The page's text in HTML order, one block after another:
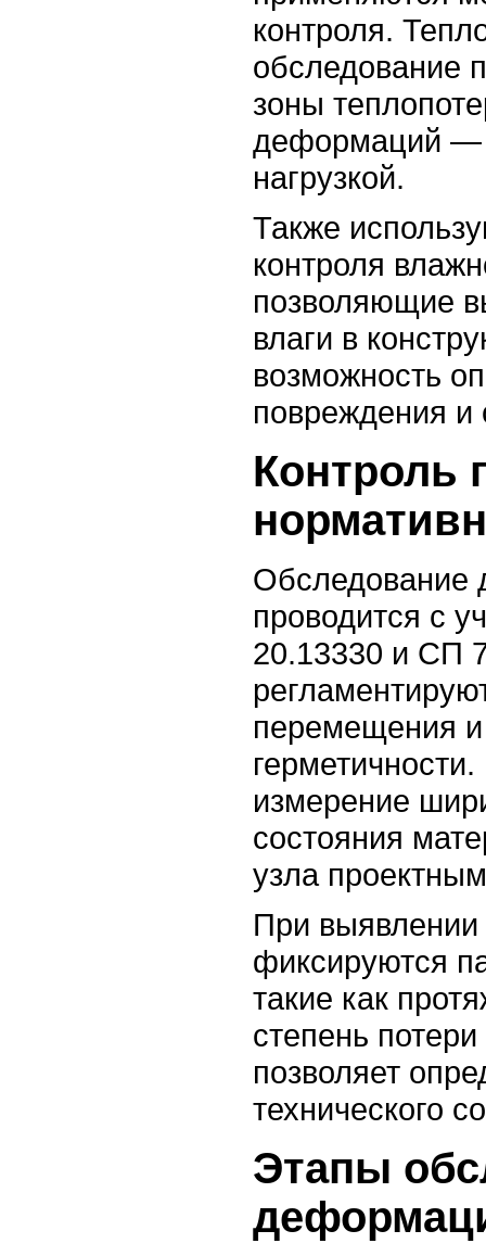
контроля.
обследование
зоны
деформаций —
нагрузкой.
Также
контроля
позволяющие
влаги в
возможность
повреждения и
Контроль
Обследование
проводится с
20.13330 и СП
перемещения и
измерение
состояния
узла
При выявлении
фиксируются
такие как
степень
позволяет
технического
Этапы